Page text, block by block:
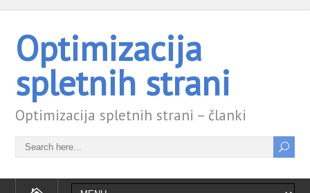
Optimizacija
spletnih strani
Optimizacija spletnih strani – članki